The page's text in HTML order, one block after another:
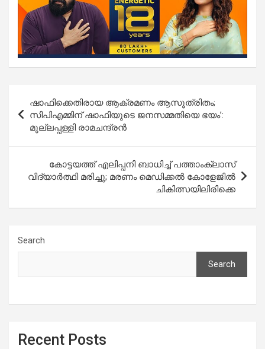
navigation
ഷാഫിക്കെതിരായ ആക്രമണം ആസൂത്രിതം;
സിപിഎമ്മിന് ഷാഫിയുടെ ജനസമ്മതിയെ ഭയം’:
മുല്ലപ്പള്ളി രാമചന്ദ്രൻ
കോട്ടയത്ത് എലിപ്പനി ബാധിച്ച് പത്താംക്ലാസ്
വിദ്യാർത്ഥി മരിച്ചു; മരണം മെഡിക്കൽ കോളേജിൽ
ചികിത്സയിലിരിക്കെ
Search
Search
Recent Posts